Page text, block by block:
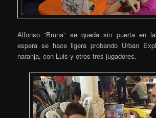
Alfonso “Bruna” se queda sin puerta en
espera se hace ligera probando Urban
naranja, con Luis y otros tres jugadores.